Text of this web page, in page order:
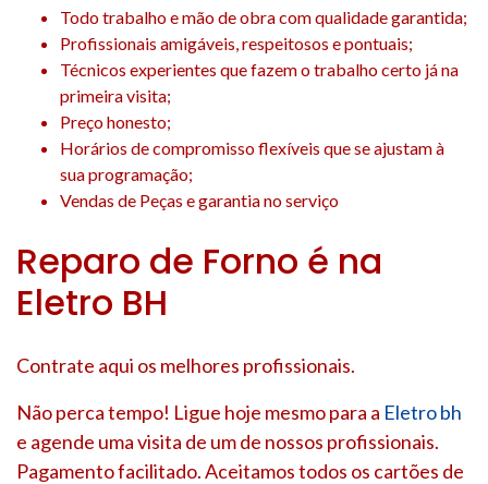
Todo trabalho e mão de obra com qualidade garantida;
Profissionais amigáveis, respeitosos e pontuais;
Técnicos experientes que fazem o trabalho certo já na
primeira visita;
Preço honesto;
Horários de compromisso flexíveis que se ajustam à
sua programação;
Vendas de Peças e garantia no serviço
Reparo de Forno é na
Eletro BH
Contrate aqui os melhores profissionais.
Não perca tempo! Ligue hoje mesmo para a Eletro bh
e agende uma visita de um de nossos profissionais.
Pagamento facilitado. Aceitamos todos os cartões de